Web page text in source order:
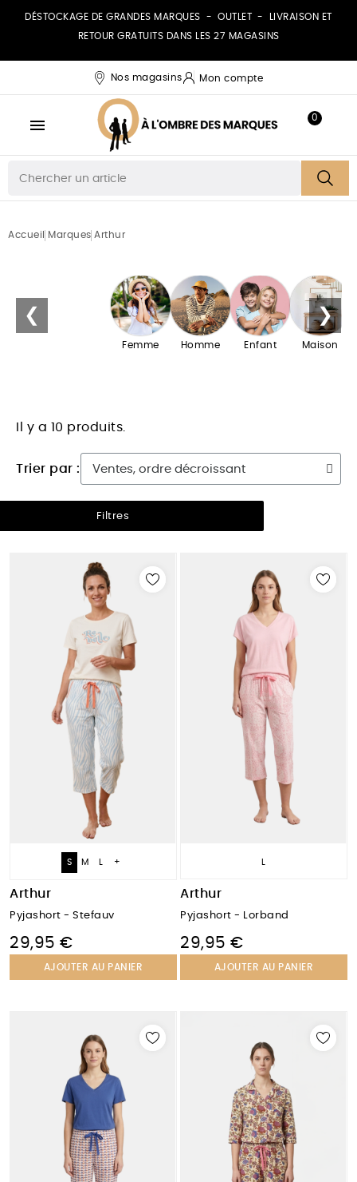
DÉSTOCKAGE DE GRANDES MARQUES - OUTLET - LIVRAISON ET
RETOUR GRATUITS DANS LES 27 MAGASINS
Nos magasins Mon compte
 0
Accueil Marques Arthur
Femme Homme Enfant Maison
❮ ❯
Il y a 10 produits.
Trier par :
Filtres
S M +
Arthur
Pyjashort - Stefauv
29,95 €
AJOUTER AU PANIER
Arthur
Pyjashort - Lorband
29,95 €
AJOUTER AU PANIER